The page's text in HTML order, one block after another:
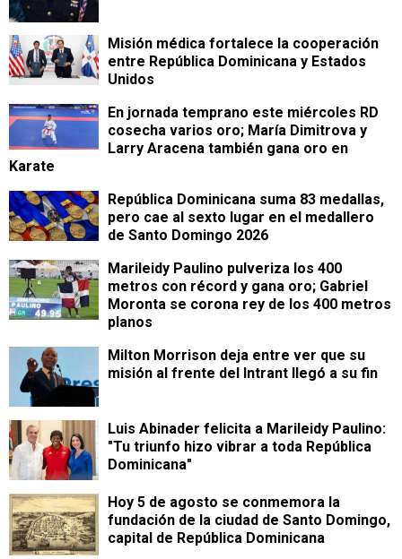
Misión médica fortalece la cooperación
entre República Dominicana y Estados
Unidos
En jornada temprano este miércoles RD
cosecha varios oro; María Dimitrova y
Larry Aracena también gana oro en
Karate
República Dominicana suma 83 medallas,
pero cae al sexto lugar en el medallero
de Santo Domingo 2026
Marileidy Paulino pulveriza los 400
metros con récord y gana oro; Gabriel
Moronta se corona rey de los 400 metros
planos
Milton Morrison deja entre ver que su
misión al frente del Intrant llegó a su fin
Luis Abinader felicita a Marileidy Paulino:
"Tu triunfo hizo vibrar a toda República
Dominicana"
Hoy 5 de agosto se conmemora la
fundación de la ciudad de Santo Domingo,
capital de República Dominicana